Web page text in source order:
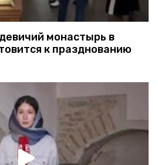
монастырь в
к празднованию